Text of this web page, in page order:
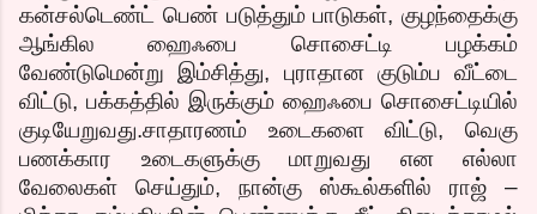
கன்சல்டெண்ட் பெண் படுத்தும் பாடுகள், குழந்தைக்கு
ஆங்கில ஹைஃபை சொசைட்டி பழக்கம்
வேண்டுமென்று இம்சித்து, புராதான குடும்ப வீட்டை
விட்டு, பக்கத்தில் இருக்கும் ஹைஃபை சொசைட்டியில்
குடியேறுவது.சாதாரணம் உடைகளை விட்டு, வெகு
பணக்கார உடைகளுக்கு மாறுவது என எல்லா
வேலைகள் செய்தும், நான்கு ஸ்கூல்களில் ராஜ் –